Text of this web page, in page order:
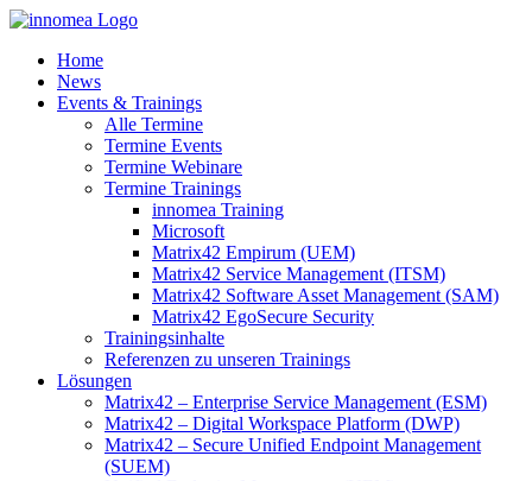
Zum
springenHome
News
Events & Trainings
Alle Termine
Termine Events
Termine Webinare
Termine Trainings
innomea Training
Microsoft
Matrix42 Empirum (UEM)
Matrix42 Service Management (ITSM)
Matrix42 Software Asset Management (SAM)
Matrix42 EgoSecure Security
Trainingsinhalte
Referenzen zu unseren Trainings
Lösungen
Matrix42 – Enterprise Service Management (ESM)
Matrix42 – Digital Workspace Platform (DWP)
Matrix42 – Secure Unified Endpoint Management
(SUEM)